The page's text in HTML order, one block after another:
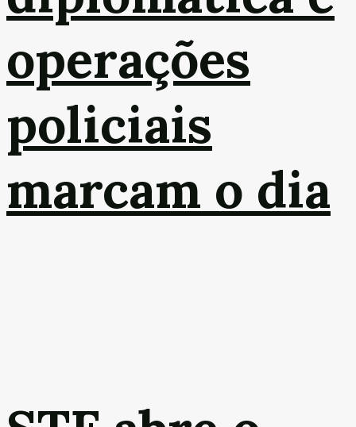
operações
policiais
marcam o dia